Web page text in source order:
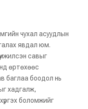
чухал асуудлын
явдал юм.
савыг
өртөхөөс
баглаа боодол нь
хадгалж,
боломжийг